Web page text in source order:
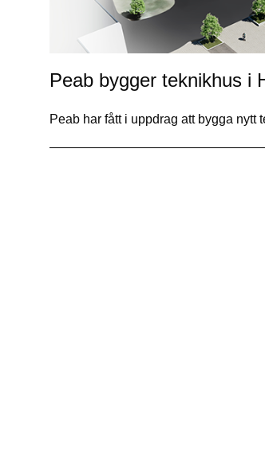
Peab bygger teknikhus i
Peab har fått i uppdrag att bygga